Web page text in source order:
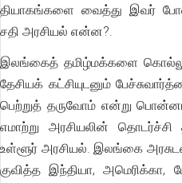
தியாகங்களை வைத்து இவர்
சதி அரசியல் என்ன?.
இலங்கைத் தமிழ்மக்களை கொல்லும்
தேசியக் கட்சியுடனும்
பெற்றுத் தருவோம் என்று
எமாற்று அரசியலின்
உள்ளூர் அரசியல். இலங்கை
குவித்த இந்தியா, அமெரிக்கா,